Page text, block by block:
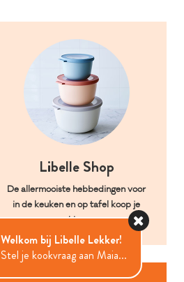
Libelle Shop
De allermooiste hebbedingen voor
in de keuken en op tafel koop je
hier.
Welkom bij Libelle Lekker!
Stel je kookvraag aan Maia...